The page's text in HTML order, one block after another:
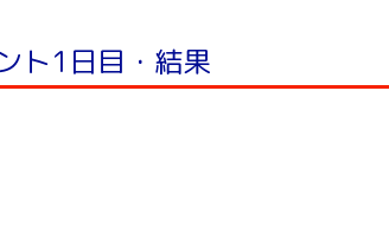
ト1日目・結果